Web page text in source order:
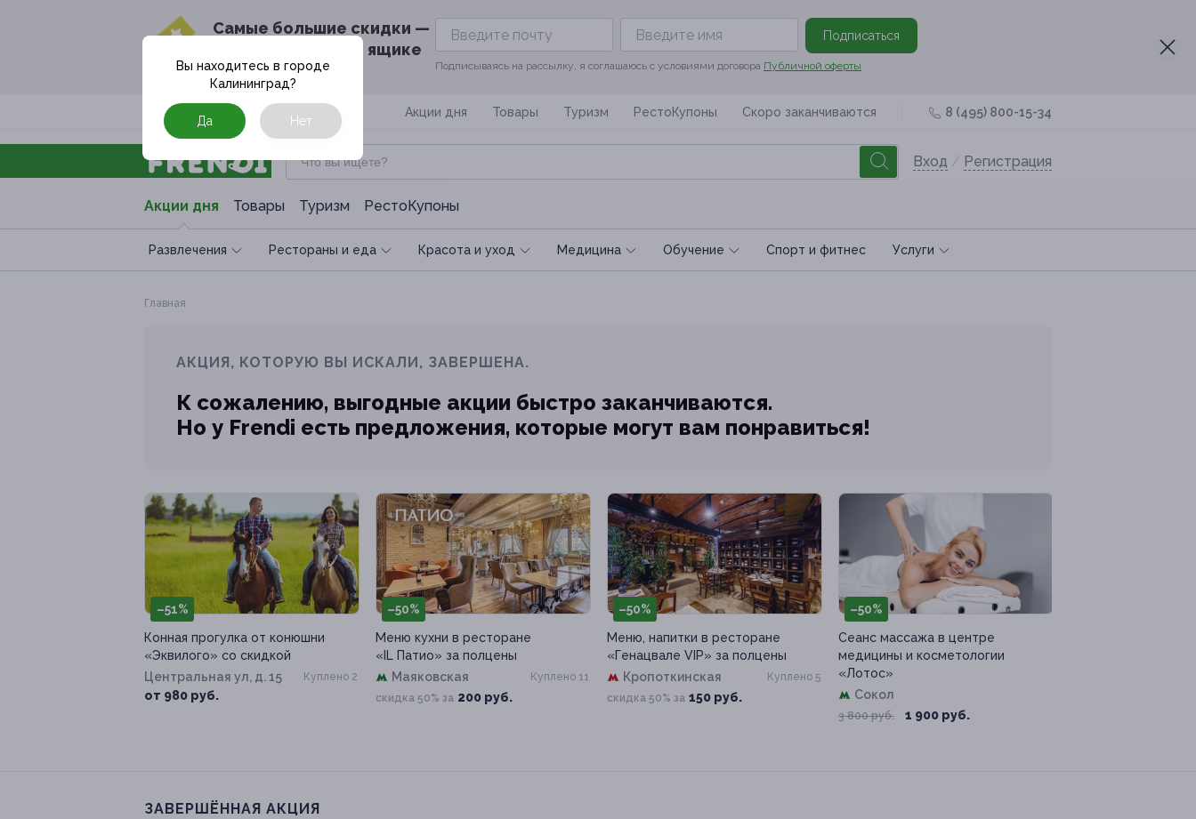
Cамые большие скидки —
в твоём почтовом ящике
Подписаться
Подписываясь на рассылку, я соглашаюсь с условиями договора Публичной оферты
Москва Акции дня Товары Туризм РестоКупоны Скоро заканчиваются 8 (495) 800-15-34
Вход / Регистрация
Акции дня Товары Туризм РестоКупоны
Развлечения Рестораны и еда Красота и уход Медицина Обучение Спoрт и фитнес Услуги
Вы находитесь в городе
Калининград?
Да Нет
Главная
АКЦИЯ, КОТОРУЮ ВЫ ИСКАЛИ, ЗАВЕРШЕНА.
К сожалению, выгодные акции быстро заканчиваются.
Но у Frendi есть предложения, которые могут вам понравиться!
–51%
Конная прогулка от конюшни
«Эквилого» со скидкой
Центральная ул, д. 15
от 980 руб.
Куплено 2
–50%
Меню кухни в ресторане
«IL Патио» за полцены
Маяковская
скидка 50% за 200 руб.
Куплено 11
–50%
Меню, напитки в ресторане
«Генацвале VIP» за полцены
Кропоткинская
скидка 50% за 150 руб.
Куплено 5
–50%
Сеанс массажа в центре
медицины и косметологии
«Лотос»
Сокол
3 800 руб. 1 900 руб.
ЗАВЕРШЁННАЯ АКЦИЯ